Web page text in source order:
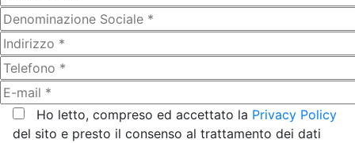
Ho letto, compreso ed accettato la Privacy Policy
del sito e presto il consenso al trattamento dei dati